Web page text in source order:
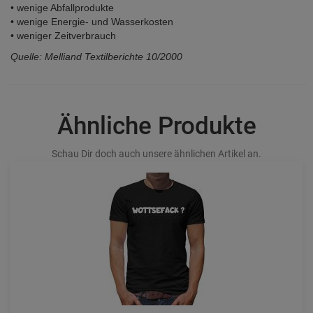
• wenige Abfallprodukte
• wenige Energie- und Wasserkosten
• weniger Zeitverbrauch
Quelle: Melliand Textilberichte 10/2000
Ähnliche Produkte
Schau Dir doch auch unsere ähnlichen Artikel an.